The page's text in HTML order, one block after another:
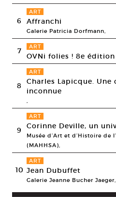
6
ART
Affranchi
Galerie Patricia Dorfmann,
7 ART
OVNi folies ! 8e édition
8
ART
Charles Lapicque.
inconnue
,
9
ART
Corinne Deville, un
Musée d’Art et d’Histoire de
(MAHHSA),
10
ART
Jean Dubuffet
Galerie Jeanne Bucher Jaeger,